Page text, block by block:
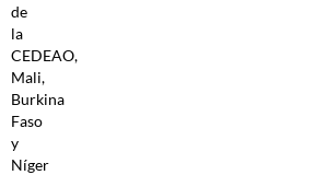
de
la
CEDEAO,
Mali,
Burkina
Faso
y
Níger